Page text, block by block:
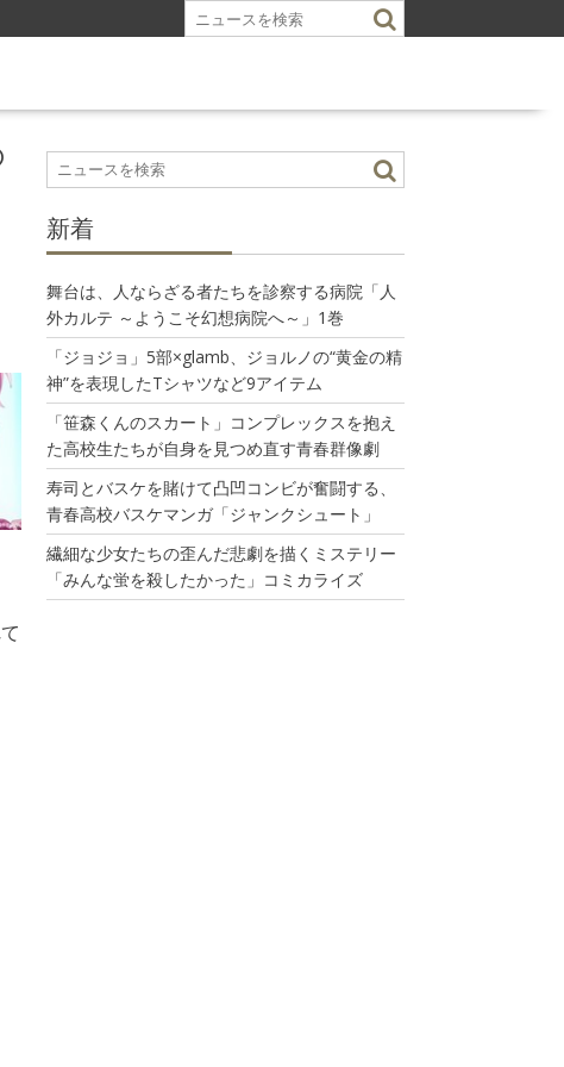
新着
舞台は、人ならざる者たちを診察する病院「人
外カルテ ～ようこそ幻想病院へ～」1巻
「ジョジョ」5部×glamb、ジョルノの“黄金の精
神”を表現したTシャツなど9アイテム
「笹森くんのスカート」コンプレックスを抱え
た高校生たちが自身を見つめ直す青春群像劇
寿司とバスケを賭けて凸凹コンビが奮闘する、
青春高校バスケマンガ「ジャンクシュート」
繊細な少女たちの歪んだ悲劇を描くミステリー
「みんな蛍を殺したかった」コミカライズ